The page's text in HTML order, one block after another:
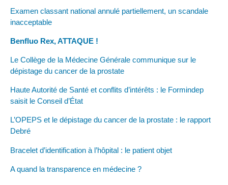
Examen classant national annulé partiellement, un scandale
inacceptable
Benfluo Rex, ATTAQUE !
Le Collège de la Médecine Générale communique sur le
dépistage du cancer de la prostate
Haute Autorité de Santé et conflits d’intérêts : le Formindep
saisit le Conseil d’État
L’OPEPS et le dépistage du cancer de la prostate : le rapport
Debré
Bracelet d’identification à l’hôpital : le patient objet
A quand la transparence en médecine ?